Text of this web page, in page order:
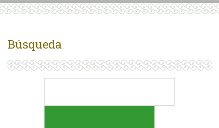
Búsqueda